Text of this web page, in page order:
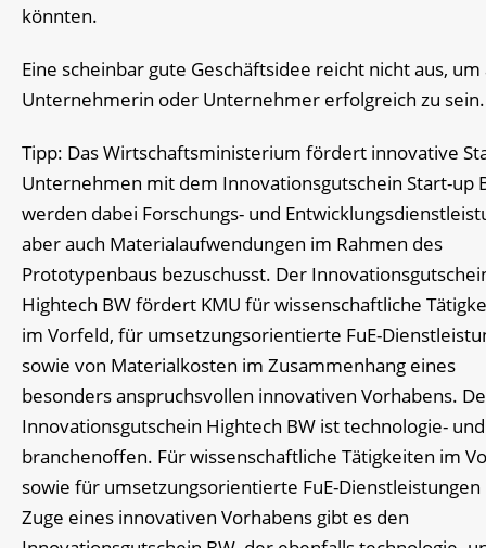
könnten.
Eine scheinbar gute Geschäftsidee reicht nicht aus, um
Unternehmerin oder Unternehmer erfolgreich zu sein.
Tipp: Das Wirtschaftsministerium fördert innovative
Unternehmen mit dem Innovationsgutschein Start-up
werden dabei Forschungs- und
aber auch Materialaufwendungen im Rahmen des
Prototypenbaus bezuschusst. Der
Hightech BW fördert KMU für wissenschaftliche
im Vorfeld, für umsetzungsorientierte FuE-
sowie von Materialkosten im Zusammenhang eines
besonders anspruchsvollen innovativen Vorhabens.
Innovationsgutschein Hightech BW ist technologie- und
branchenoffen. Für wissenschaftliche Tätigkeiten im
sowie für umsetzungsorientierte FuE-Dienstleistungen
Zuge eines innovativen Vorhabens gibt es den